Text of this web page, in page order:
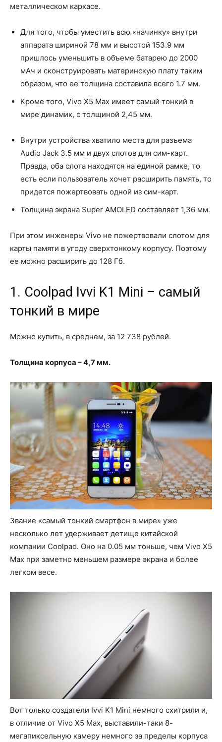
металлическом каркасе.
Для того, чтобы уместить всю «начинку» внутри
аппарата шириной 78 мм и высотой 153.9 мм
пришлось уменьшить в объеме батарею до 2000
мАч и сконструировать материнскую плату таким
образом, что ее толщина составила всего 1.7 мм.
Кроме того, Vivo X5 Max имеет самый тонкий в
мире динамик, с толщиной 2,45 мм.
Внутри устройства хватило места для разъема
Audio Jack 3.5 мм и двух слотов для сим-карт.
Правда, оба слота находятся на единой рамке, то
есть если пользователь хочет расширить память, то
придется пожертвовать одной из сим-карт.
Толщина экрана Super AMOLED составляет 1,36 мм.
При этом инженеры Vivo не пожертвовали слотом для
карты памяти в угоду сверхтонкому корпусу. Поэтому
ее можно расширить до 128 Гб.
1. Coolpad Ivvi K1 Mini – самый
тонкий в мире
Можно купить, в среднем, за 12 738 рублей.
Толщина корпуса – 4,7 мм.
Звание «самый тонкий смартфон в мире» уже
несколько лет удерживает детище китайской
компании Coolpad. Оно на 0.05 мм тоньше, чем Vivo X5
Max при заметно меньшем размере экрана и более
легком весе.
Вот только создатели Ivvi K1 Mini немного схитрили и,
в отличие от Vivo X5 Max, выставили-таки 8-
мегапиксельную камеру немного за пределы корпуса